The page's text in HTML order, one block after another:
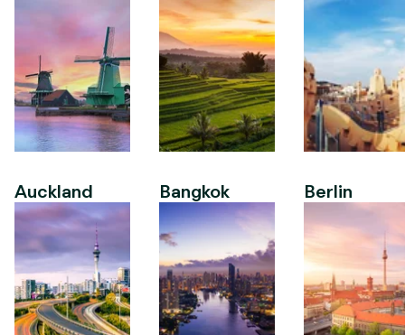
Auckland Bangkok Berlin